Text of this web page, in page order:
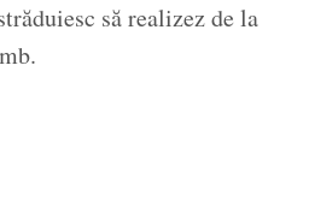
să realizez de la